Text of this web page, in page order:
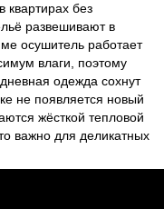
квартирах без
развешивают в
осушитель работает
влаги, поэтому
одежда сохнут
не появляется новый
жёсткой тепловой
важно для деликатных